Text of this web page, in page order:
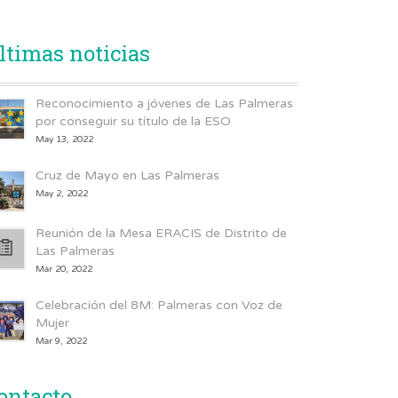
noticias
Reconocimiento a jóvenes de Las Palmeras
por conseguir su título de la ESO
May 13, 2022
Cruz de Mayo en Las Palmeras
May 2, 2022
Reunión de la Mesa ERACIS de Distrito de
Las Palmeras
Mar 20, 2022
Celebración del 8M: Palmeras con Voz de
Mujer
Mar 9, 2022